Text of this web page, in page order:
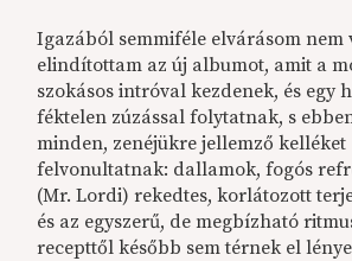
Igazából semmiféle elvárásom nem
elindítottam az új albumot, amit a
szokásos intróval kezdenek, és egy
féktelen zúzással folytatnak, s
minden, zenéjükre jellemző kelléket
felvonultatnak: dallamok, fogós
(Mr. Lordi) rekedtes, korlátozott
és az egyszerű, de megbízható
recepttől később sem térnek el